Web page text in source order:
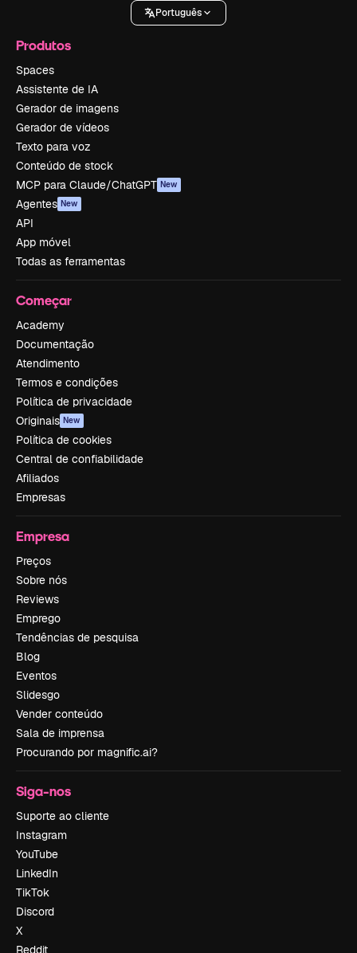
Português
Produtos
Spaces
Assistente de IA
Gerador de imagens
Gerador de vídeos
Texto para voz
Conteúdo de stock
MCP para Claude/ChatGPT New
Agentes New
API
App móvel
Todas as ferramentas
Começar
Academy
Documentação
Atendimento
Termos e condições
Política de privacidade
Originais New
Política de cookies
Central de confiabilidade
Afiliados
Empresas
Empresa
Preços
Sobre nós
Reviews
Emprego
Tendências de pesquisa
Blog
Eventos
Slidesgo
Vender conteúdo
Sala de imprensa
Procurando por magnific.ai?
Siga-nos
Suporte ao cliente
Instagram
YouTube
LinkedIn
TikTok
Discord
X
Reddit